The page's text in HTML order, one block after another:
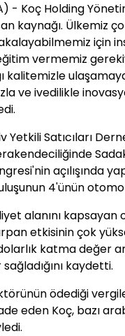
- Koç Holding
kaynağı. Ülkemiz
için
vermemiz
kalitemizle
ve ivedilikle
Yetkili Satıcıları
açılışında
4'ünün
alanını
etkisinin çok
katma değer
kaydetti.
ödediği
eden Koç, bazı